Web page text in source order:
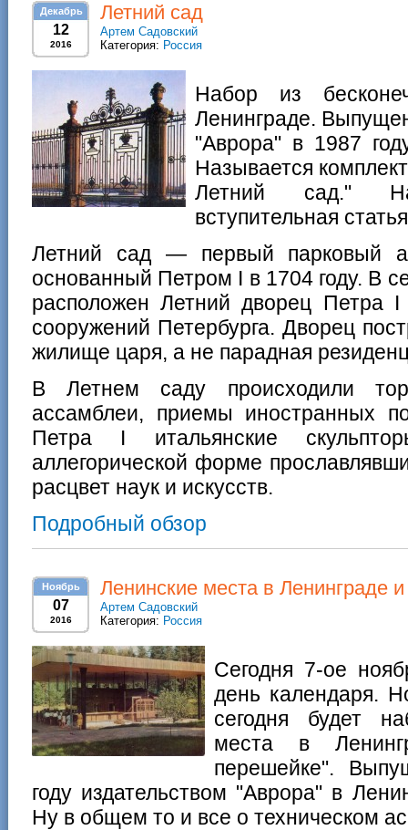
Декабрь
12
2016
Летний сад
Артем Садовский
Категория: Россия
Набор из
Ленинграде.
"Аврора" в 1987
Называется
Летний сад."
вступительная
Летний сад — первый парковый
основанный Петром I в 1704 году. В
расположен Летний дворец
сооружений Петербурга. Дворец
жилище царя, а не парадная
В Летнем саду происходили
ассамблеи, приемы иностранных
Петра I итальянские
аллегорической форме
расцвет наук и искусств.
Подробный обзор
Ноябрь
07
2016
Ленинские места в Ленинграде
Артем Садовский
Категория: Россия
Сегодня 7-ое
день календаря.
сегодня будет
места в
перешейке".
году издательством "Аврора" в
Ну в общем то и все о техническом